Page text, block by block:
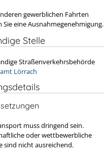
gewerblichen Fahrten
Sie eine Ausnahmegenehmigung.
Stelle
Straßenverkehrsbehörde
Lörrach
muss dringend sein.
oder wettbewerbliche
sind nicht ausreichend.